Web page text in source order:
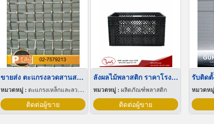
ขายส่ง ตะแกรงลวดสานสแตนเลส
หมวดหมู่ : ตะแกรงเหล็กและลวดตาข่าย
ติดต่อผู้ขาย
ลังผลไม้พลาสติก ราคาโรงงาน
หมวดหมู่ :ผลิตภัณฑ์พลาสติก
ติดต่อผู้ขาย
หมวดห